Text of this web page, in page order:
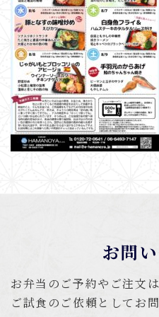
お問
お弁当のご予約やご注文
ご試食のご依頼としてお